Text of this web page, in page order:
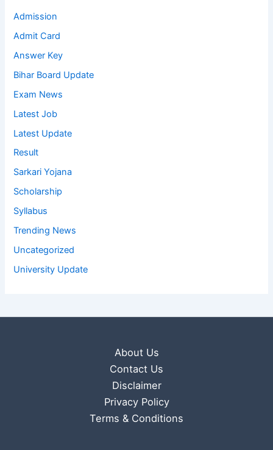
Admission
Admit Card
Answer Key
Bihar Board Update
Exam News
Latest Job
Latest Update
Result
Sarkari Yojana
Scholarship
Syllabus
Trending News
Uncategorized
University Update
About Us
Contact Us
Disclaimer
Privacy Policy
Terms & Conditions